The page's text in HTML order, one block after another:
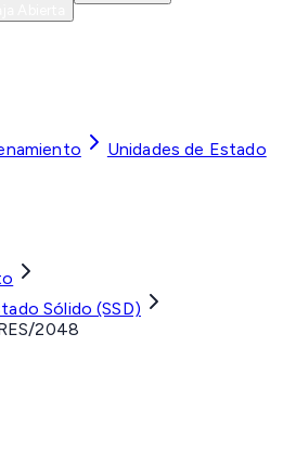
Unidades de Estado
Sólido (SSD)
2048